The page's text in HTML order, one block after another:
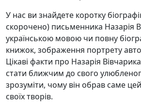
У нас ви знайдете коротку
скорочено) письменника Назарія
українською мовою чи повну
книжок, зображення портрету
Цікаві факти про Назарія
стати ближчим до свого
зрозуміти, чому він обрав саме
своїх творів.